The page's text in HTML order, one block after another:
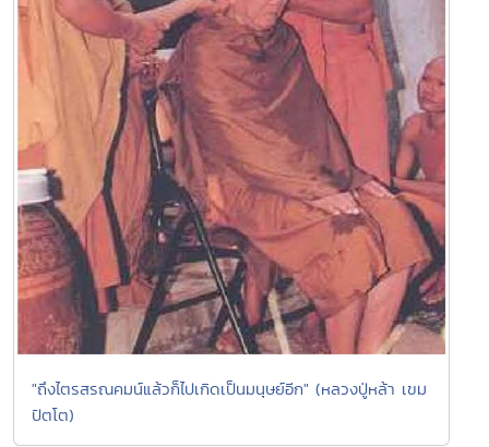
"ถึงไตรสรณคมน์แล้วก็ไปเกิดเป็นมนุษย์อีก" (หลวงปู่หล้า เขม
ปัตโต)